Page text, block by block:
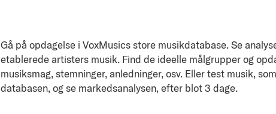
Gå på opdagelse i VoxMusics store musikdatabase. Se
etablerede artisters musik. Find de ideelle målgrupper og
musiksmag, stemninger, anledninger, osv. Eller test musik,
databasen, og se markedsanalysen, efter blot 3 dage.​